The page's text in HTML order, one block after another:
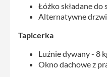
Łóżko składane do
Alternatywne
Tapicerka
Luźnie dywany - 8
Okno dachowe z